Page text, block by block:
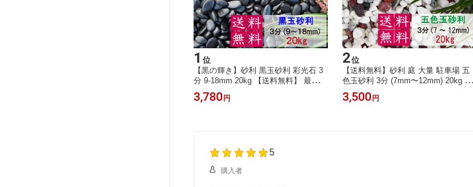
1 位
【黒の輝き】砂利 黒玉砂利 彩光石 3
分 9-18mm 20kg 【送料無料】 最高級
光沢 ガーデニング DIY 墓 防犯 防草
ジャリ ピカピカ 艶 天然 化粧石 庭石
3,780 円
2位
【送料無料】砂利 庭 大量 駐車場 五
色玉砂利 3分 (7mm〜12mm) 20kg ロ
ックガーデン 庭石 ガーデンロック 丸
玉砂利 白 玉石 和風 お墓 庭 石 敷石
3,500 円
5
購入者